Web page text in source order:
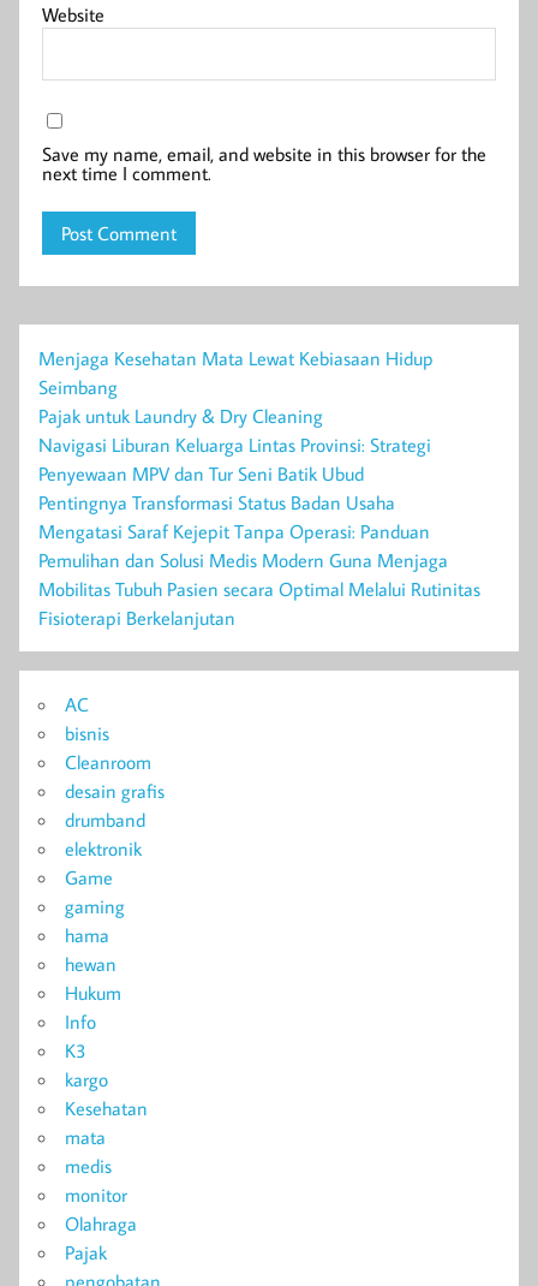
Website
Save my name, email, and website in this browser for the
next time I comment.
Menjaga Kesehatan Mata Lewat Kebiasaan Hidup
Seimbang
Pajak untuk Laundry & Dry Cleaning
Navigasi Liburan Keluarga Lintas Provinsi: Strategi
Penyewaan MPV dan Tur Seni Batik Ubud
Pentingnya Transformasi Status Badan Usaha
Mengatasi Saraf Kejepit Tanpa Operasi: Panduan
Pemulihan dan Solusi Medis Modern Guna Menjaga
Mobilitas Tubuh Pasien secara Optimal Melalui Rutinitas
Fisioterapi Berkelanjutan
AC
bisnis
Cleanroom
desain grafis
drumband
elektronik
Game
gaming
hama
hewan
Hukum
Info
K3
kargo
Kesehatan
mata
medis
monitor
Olahraga
Pajak
pengobatan